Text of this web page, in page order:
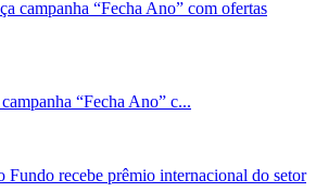
“Fecha Ano” c...